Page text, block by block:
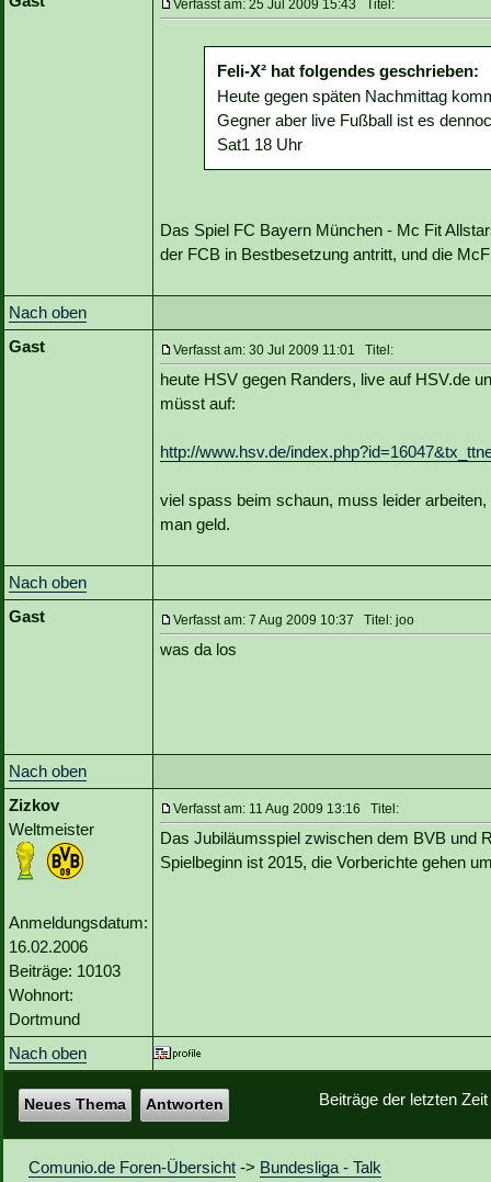
Verfasst am: 25 Jul 2009 15:43 Titel:
Feli-X² hat folgendes geschrieben:
Heute gegen späten Nachmittag
Gegner aber live Fußball ist es
Sat1 18 Uhr
Das Spiel FC Bayern München - Mc Fit
der FCB in Bestbesetzung antritt, und die
Nach oben
Gast
Verfasst am: 30 Jul 2009 11:01 Titel:
heute HSV gegen Randers, live auf HSV.de
müsst auf:
http://www.hsv.de/
viel spass beim schaun, muss leider
man geld.
Nach oben
Gast
Verfasst am: 7 Aug 2009 10:37 Titel: joo
was da los
Nach oben
Zizkov
Weltmeister
Anmeldungsdatum:
16.02.2006
Beiträge: 10103
Wohnort:
Dortmund
Verfasst am: 11 Aug 2009 13:16 Titel:
Das Jubiläumsspiel zwischen dem BVB und
Spielbeginn ist 2015, die Vorberichte gehen
Nach oben
Beiträge der letzten
Neues Thema Antworten
Comunio.de Foren-Übersicht -> Bundesliga - Talk